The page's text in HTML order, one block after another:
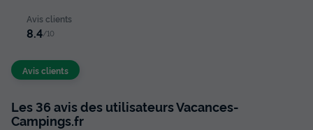
Avis clients
8.4/10
Avis clients
Les 36 avis des utilisateurs Vacances-
Campings.fr